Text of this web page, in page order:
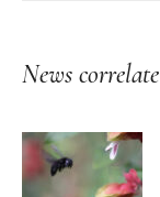
News correlate